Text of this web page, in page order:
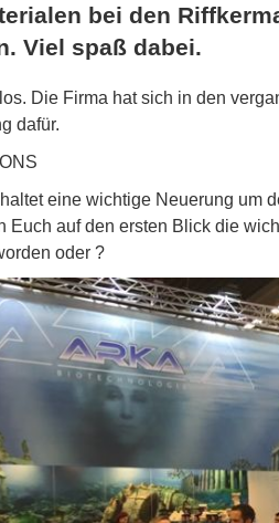
bei den
Viel spaß dabei.
Die Firma hat sich in den
dafür.
eine wichtige Neuerung um
Euch auf den ersten Blick die
oder ?